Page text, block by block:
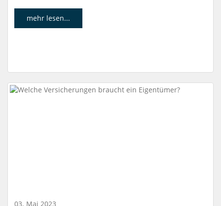
mehr lesen...
03. Mai 2023